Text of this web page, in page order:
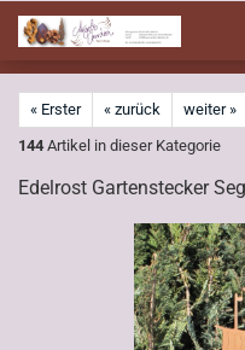
zum
Hauptinhalt
« Erster « zurück weiter »
144 Artikel in dieser Kategorie
Edelrost Gartenstecker